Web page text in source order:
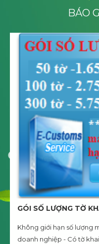
BÁO
GÓI SỐ LƯỢNG TỜ
Không giới hạn số lượng
doanh nghiệp - Có tờ